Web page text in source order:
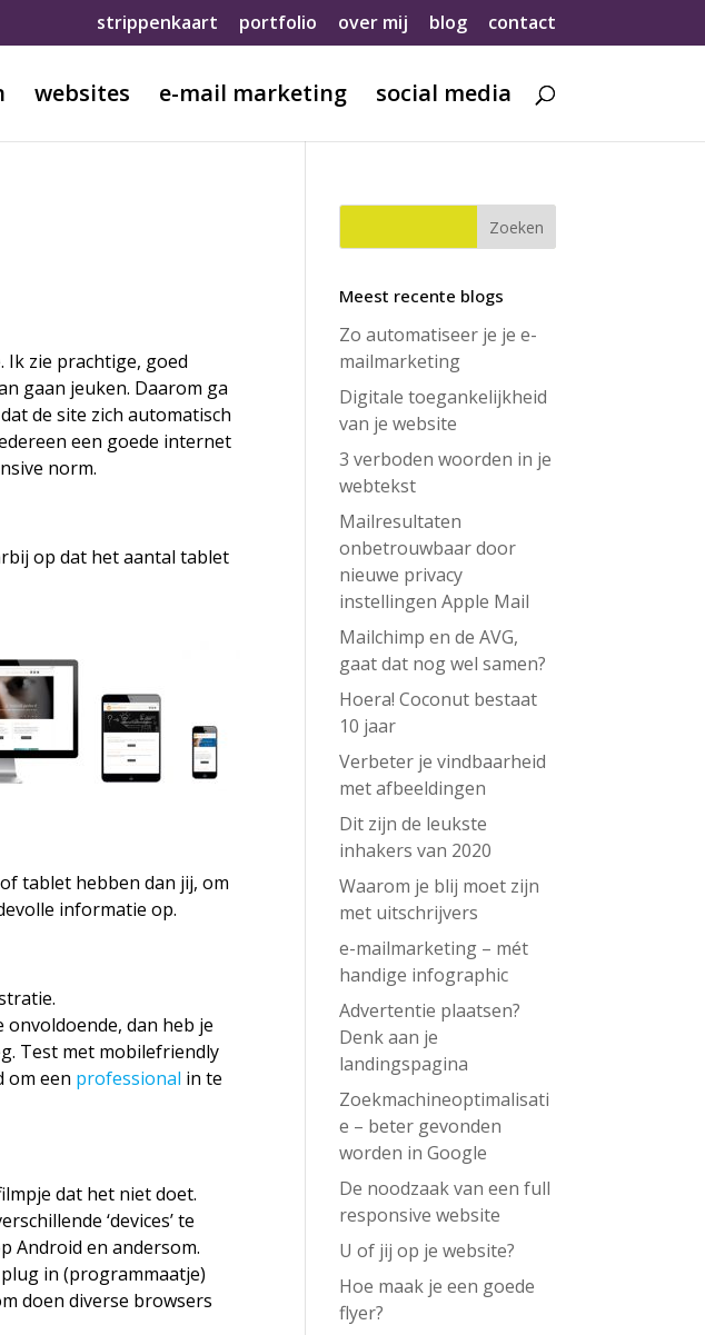
strippenkaart portfolio over mij blog contact
websites e-mail marketing social media
Ik zie prachtige, goed
gaan jeuken. Daarom ga
de site zich automatisch
een goede internet
norm.
op dat het aantal tablet
tablet hebben dan jij, om
informatie op.
dan heb je
Test met mobilefriendly
om een professional in te
dat het niet doet.
‘devices’ te
Android en andersom.
in (programmaatje)
doen diverse browsers
Meest recente blogs
Zo automatiseer je je e-
mailmarketing
Digitale toegankelijkheid
van je website
3 verboden woorden in je
webtekst
Mailresultaten
onbetrouwbaar door
nieuwe privacy
instellingen Apple Mail
Mailchimp en de AVG,
gaat dat nog wel samen?
Hoera! Coconut bestaat
10 jaar
Verbeter je vindbaarheid
met afbeeldingen
Dit zijn de leukste
inhakers van 2020
Waarom je blij moet zijn
met uitschrijvers
e-mailmarketing – mét
handige infographic
Advertentie plaatsen?
Denk aan je
landingspagina
Zoekmachineoptimalisati
e – beter gevonden
worden in Google
De noodzaak van een full
responsive website
U of jij op je website?
Hoe maak je een goede
flyer?